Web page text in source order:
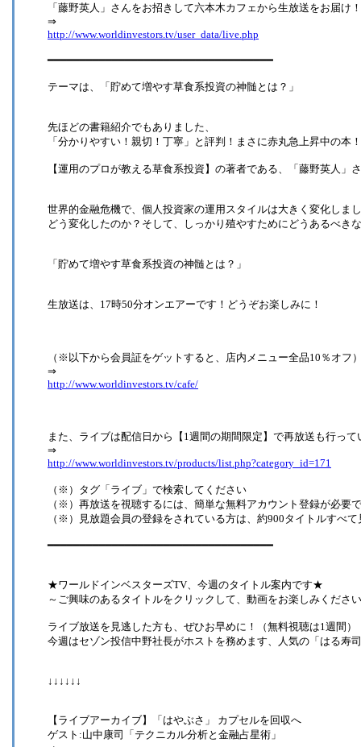
「藤野英人」さんをお招きして六本木カフェから生放送をお届け！
⇒
http://www.worldinvestors.tv/user_data/live.php
━━━━━━━━━━━━━━━━━━━━━━━━━━━━━━━━━━━
テーマは、「貯めて増やす草食系投資の神髄とは？」
先ほどの書籍紹介でもありました、
「分かりやすい！親切！丁寧」と評判！まさに赤丸急上昇中の本！
【運用のプロが教える草食系投資】の著者である、「藤野英人」
世界的金融危機で、個人投資家の運用スタイルは大きく変化しま
どう変化したのか？そして、しっかり殖やすためにどうあるべき
「貯めて増やす草食系投資の神髄とは？」
生放送は、17時50分オンエアーです！どうぞお楽しみに！
（※以下から会員証をゲットすると、店内メニュー全品10％オフ
⇒
http://www.worldinvestors.tv/cafe/
また、ライブは配信日から【1週間の期間限定】で再放送も行って
⇒
http://www.worldinvestors.tv/products/list.php?category_id=171
（※）タグ「ライブ」で検索してください
（※）再放送を視聴するには、簡単な無料アカウント登録が必要
（※）見放題会員の登録をされている方は、約900タイトルすべて
━━━━━━━━━━━━━━━━━━━━━━━━━━━━━━━━━━━
★ワールドインベスターズTV、今週のタイトル案内です★
～ご興味のあるタイトルをクリックして、動画をお楽しみくださ
ライブ放送を見逃した方も、ぜひお早めに！（無料視聴は1週間）
今週はセゾン投信中野社長がホストを務めます、人気の「はる寿
↓↓↓↓↓↓
【ライブアーカイブ】「はやぶさ」 カプセルを回収へ
ゲスト:山中康司「テクニカル分析と金融占星術」